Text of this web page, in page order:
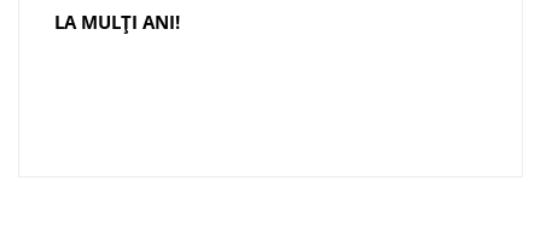
LA MULȚI ANI!